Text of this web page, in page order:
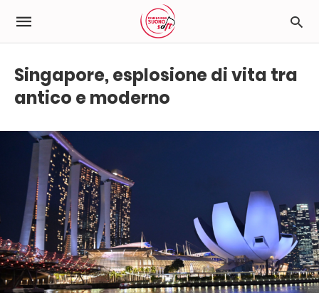
Singapore, esplosione di vita tra
antico e moderno